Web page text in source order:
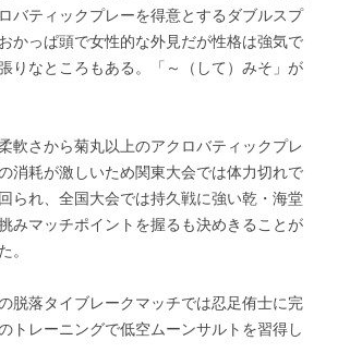
バティックプレーを得意とするダブルスプ
かっぱ頭で女性的な外見だが性格は強気で
りなところもある。「～（して）みそ」が
軟さから菊丸以上のアクロバティックプレ
消耗が激しいため関東大会では体力切れで
られ、全国大会では持久戦に強い乾・海堂
みマッチポイントを握るも決めきることが
。
脱落タイブレークマッチでは忍足侑士に完
トレーニングで低空ムーンサルトを習得し